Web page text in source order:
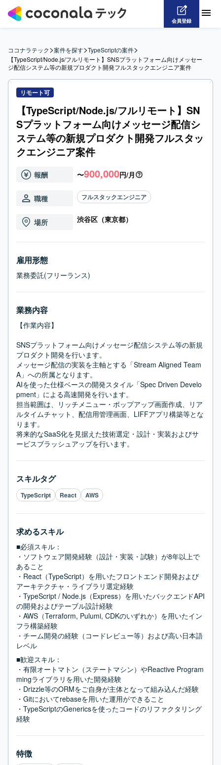
会員登録
ココナラテック>案件を探す>TypeScriptの案件>
【TypeScript/Node.js/フルリモート】SNSプラットフォーム向けメッセー
ジ配信システム等の新規プロダクト開発フルスタックエンジニア案件
リモート可
【TypeScript/Node.js/フルリモート】SN
Sプラットフォーム向けメッセージ配信シ
ステム等の新規プロダクト開発フルスタッ
クエンジニア案件
報酬 〜900,000円/月
職種 フルスタックエンジニア
場所 渋谷区（東京都）
雇用形態
業務委託(フリーランス)
業務内容
【作業内容】
SNSプラットフォーム向けメッセージ配信システム等の新規
プロダクト開発を行います。
メッセージ配信の実装を主軸とする「Stream Aligned Team
A」への所属となります。
AIを使った仕様ベースの開発スタイル「Spec Driven Develo
pment」による高速開発を行います。
担当範囲は、リッチメニュー・ポップアップ画面作成、リア
ルタイムチャット、配信用管理画面、LIFFアプリ構築等とな
ります。
将来的なSaaS化を見据えた技術選定・設計・実装およびサ
ービスブラッシュアップを行います。
スキルタグ
TypeScript React AWS
求めるスキル
■必須スキル：
・ソフトウェア開発経験（設計・実装・試験）が8年以上で
あること
・React（TypeScript）を用いたフロントエンド開発および
アーキテクチャ・ライブラリ選定経験
・TypeScript / Node.js（Express）を用いたバックエンドAPI
の開発およびテーブル設計経験
・AWS（Terraform, Pulumi, CDKのいずれか）を用いたイン
フラ構築経験
・チーム開発の経験（コードレビュー等）および高い日本語
レベル
■歓迎スキル：
・有限オートマトン（ステートマシン）やReactive Program
mingライブラリを用いた開発経験
・Drizzle等のORMをご自身が主体となって組み込んだ経験
・Gitにおいてrebaseを用いた運用ができること
・TypeScriptのGenericsを使ったコードのリファクタリング
経験
特徴